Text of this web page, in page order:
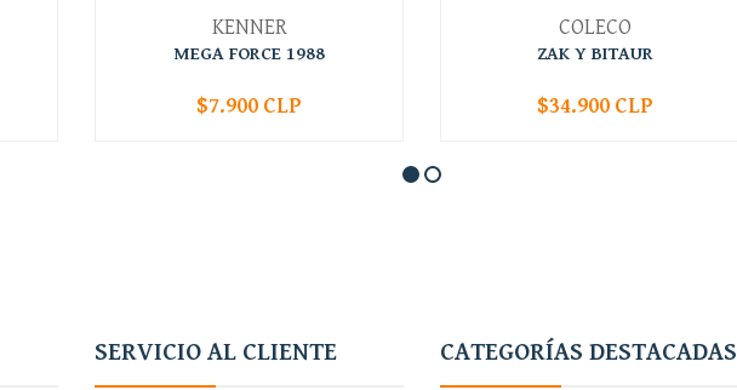
KENNER
MEGA FORCE 1988
+
$7.900 CLP
COLECO
ZAK Y BITAUR
+
$34.900 CLP
SERVICIO AL CLIENTE CATEGORÍAS DESTACADAS